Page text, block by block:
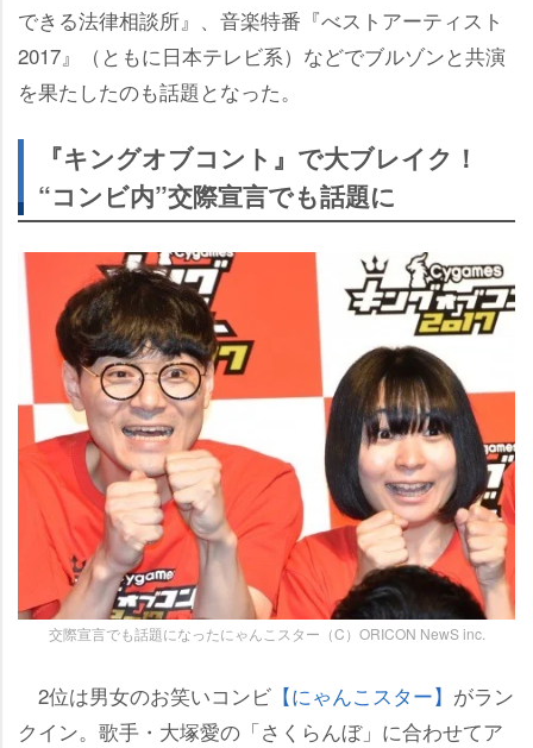
できる法律相談所』、音楽特番『べストアーティスト
2017』（ともに日本テレビ系）などでブルゾンと共演
を果たしたのも話題となった。
『キングオブコント』で大ブレイク！
“コンビ内”交際宣言でも話題に
交際宣言でも話題になったにゃんこスター（C）ORICON NewS inc.
2位は男女のお笑いコンビ 【にゃんこスター】 がラン
クイン。歌手・大塚愛の「さくらんぼ」に合わせてア